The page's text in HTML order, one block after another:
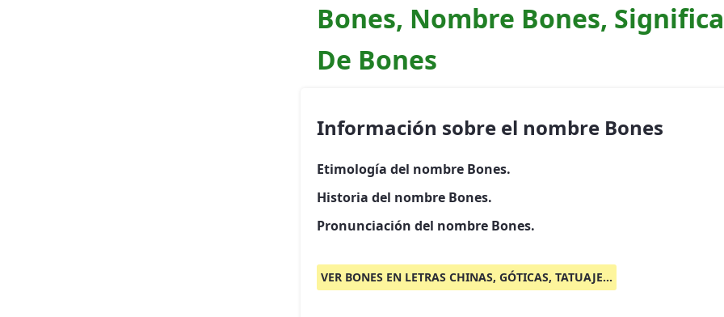
Bones, Nombre Bones,
De Bones
Información sobre el nombre Bones
Etimología del nombre Bones.
Historia del nombre Bones.
Pronunciación del nombre Bones.
VER BONES EN LETRAS CHINAS, GÓTICAS, TATUAJE...